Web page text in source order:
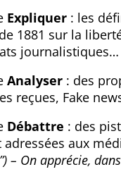
Expliquer : les
1881 sur la
journalistiques…
Analyser : des
reçues, Fake
Débattre : des
aux
– On apprécie,